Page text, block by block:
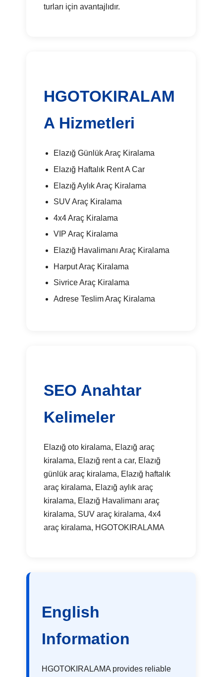
turları için avantajlıdır.
HGOTOKIRALAM
A Hizmetleri
Elazığ Günlük Araç Kiralama
Elazığ Haftalık Rent A Car
Elazığ Aylık Araç Kiralama
SUV Araç Kiralama
4x4 Araç Kiralama
VIP Araç Kiralama
Elazığ Havalimanı Araç Kiralama
Harput Araç Kiralama
Sivrice Araç Kiralama
Adrese Teslim Araç Kiralama
SEO Anahtar
Kelimeler
Elazığ oto kiralama, Elazığ araç
kiralama, Elazığ rent a car, Elazığ
günlük araç kiralama, Elazığ haftalık
araç kiralama, Elazığ aylık araç
kiralama, Elazığ Havalimanı araç
kiralama, SUV araç kiralama, 4x4
araç kiralama, HGOTOKIRALAMA
English
Information
HGOTOKIRALAMA provides reliable